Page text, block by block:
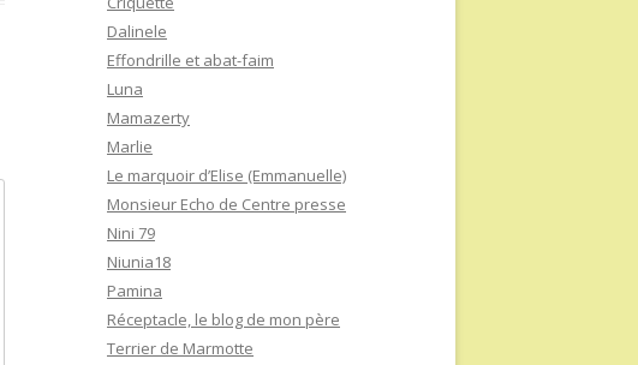
Dalinele
Effondrille et abat-faim
Luna
Mamazerty
Marlie
Le marquoir d’Elise (Emmanuelle)
Monsieur Echo de Centre presse
Nini 79
Niunia18
Pamina
Réceptacle, le blog de mon père
Terrier de Marmotte